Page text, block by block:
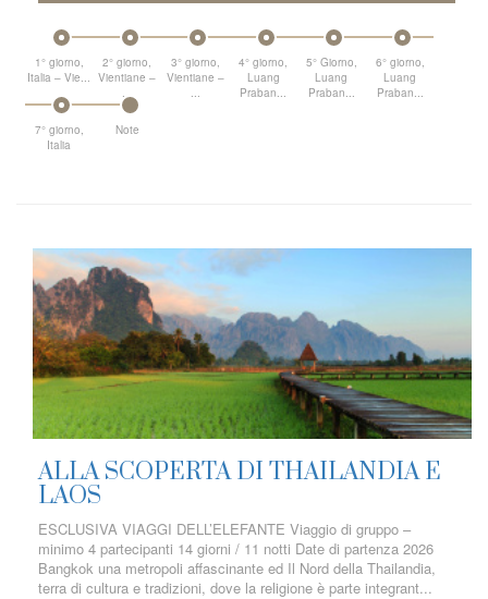
1° giorno,
Italia – Vie...
2° giorno,
Vientiane –
...
3° giorno,
Vientiane –
...
4° giorno,
Luang
Praban...
5° Giorno,
Luang
Praban...
6° giorno,
Luang
Praban...
7° giorno,
Italia
Note
ALLA SCOPERTA DI THAILANDIA E
LAOS
ESCLUSIVA VIAGGI DELL’ELEFANTE Viaggio di gruppo –
minimo 4 partecipanti 14 giorni / 11 notti Date di partenza 2026
Bangkok una metropoli affascinante ed Il Nord della Thailandia,
terra di cultura e tradizioni, dove la religione è parte integrant...